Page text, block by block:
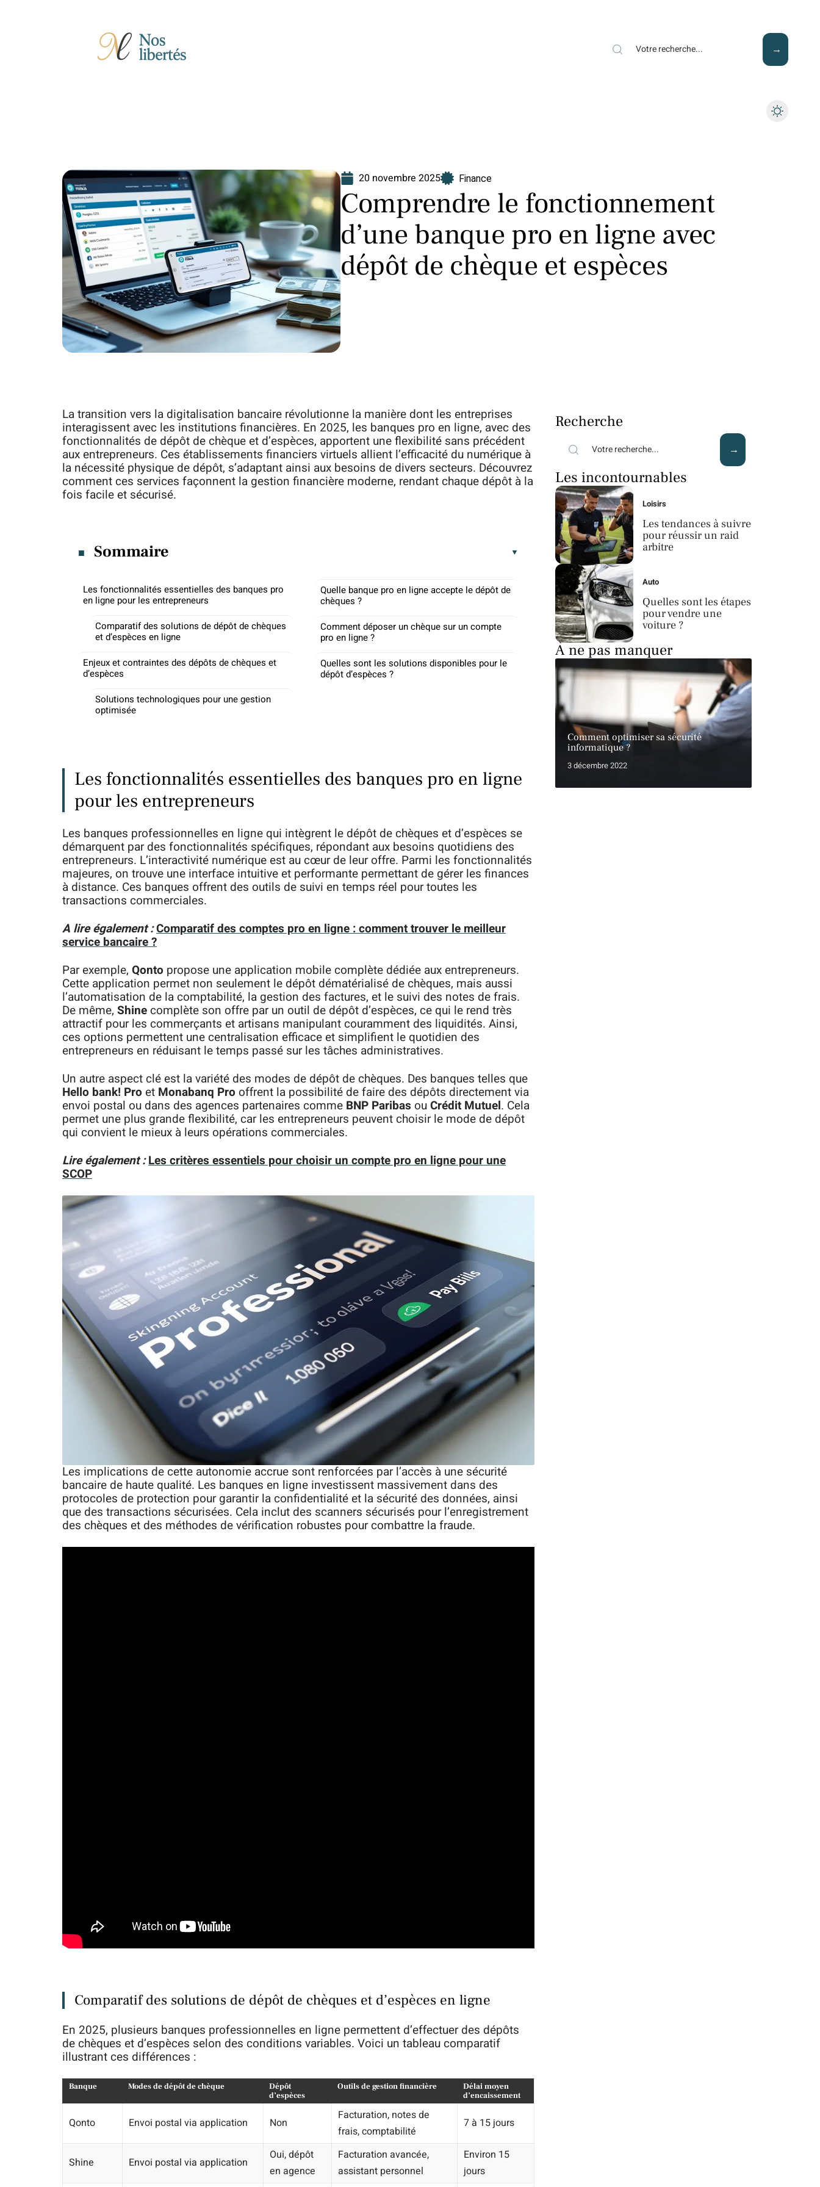
20 novembre 2025 Finance
Comprendre le fonctionnement
d’une banque pro en ligne avec
dépôt de chèque et espèces
La transition vers la digitalisation bancaire révolutionne la manière dont les entreprises
interagissent avec les institutions financières. En 2025, les banques pro en ligne, avec des
fonctionnalités de dépôt de chèque et d’espèces, apportent une flexibilité sans précédent
aux entrepreneurs. Ces établissements financiers virtuels allient l’efficacité du numérique à
la nécessité physique de dépôt, s’adaptant ainsi aux besoins de divers secteurs. Découvrez
comment ces services façonnent la gestion financière moderne, rendant chaque dépôt à la
fois facile et sécurisé.
Sommaire
Les fonctionnalités essentielles des banques pro
en ligne pour les entrepreneurs
Comparatif des solutions de dépôt de chèques
et d’espèces en ligne
Enjeux et contraintes des dépôts de chèques et
d’espèces
Solutions technologiques pour une gestion
optimisée
Quelle banque pro en ligne accepte le dépôt de
chèques ?
Comment déposer un chèque sur un compte
pro en ligne ?
Quelles sont les solutions disponibles pour le
dépôt d’espèces ?
Les fonctionnalités essentielles des banques pro en ligne
pour les entrepreneurs
Les banques professionnelles en ligne qui intègrent le dépôt de chèques et d’espèces se
démarquent par des fonctionnalités spécifiques, répondant aux besoins quotidiens des
entrepreneurs. L’interactivité numérique est au cœur de leur offre. Parmi les fonctionnalités
majeures, on trouve une interface intuitive et performante permettant de gérer les finances
à distance. Ces banques offrent des outils de suivi en temps réel pour toutes les
transactions commerciales.
A lire également :Comparatif des comptes pro en ligne : comment trouver le meilleur
service bancaire ?
Par exemple, Qonto propose une application mobile complète dédiée aux entrepreneurs.
Cette application permet non seulement le dépôt dématérialisé de chèques, mais aussi
l’automatisation de la comptabilité, la gestion des factures, et le suivi des notes de frais.
De même, Shinecomplète son offre par un outil de dépôt d’espèces, ce qui le rend très
attractif pour les commerçants et artisans manipulant couramment des liquidités. Ainsi,
ces options permettent une centralisation efficace et simplifient le quotidien des
entrepreneurs en réduisant le temps passé sur les tâches administratives.
Un autre aspect clé est la variété des modes de dépôt de chèques. Des banques telles que
Hello bank! Pro et Monabanq Pro offrent la possibilité de faire des dépôts directement via
envoi postal ou dans des agences partenaires comme BNP Paribas ouCrédit Mutuel. Cela
permet une plus grande flexibilité, car les entrepreneurs peuvent choisir le mode de dépôt
qui convient le mieux à leurs opérations commerciales.
Lire également :Les critères essentiels pour choisir un compte pro en ligne pour une
SCOP
Les implications de cette autonomie accrue sont renforcées par l’accès à une sécurité
bancaire de haute qualité. Les banques en ligne investissent massivement dans des
protocoles de protection pour garantir la confidentialité et la sécurité des données, ainsi
que des transactions sécurisées. Cela inclut des scanners sécurisés pour l’enregistrement
des chèques et des méthodes de vérification robustes pour combattre la fraude.
Comparatif des solutions de dépôt de chèques et d’espèces en ligne
En 2025, plusieurs banques professionnelles en ligne permettent d’effectuer des dépôts
de chèques et d’espèces selon des conditions variables. Voici un tableau comparatif
illustrant ces différences :
Banque Modes de dépôt de chèque
Dépôt
d’espèces
Outils de gestion financière
Délai moyen
d’encaissement
Qonto Envoi postal via application Non
Facturation, notes de
frais, comptabilité
7 à 15 jours
Shine Envoi postal via application
Oui, dépôt
en agence
Facturation avancée,
assistant personnel
Environ 15
jours
Recherche
Les incontournables
Loisirs
Les tendances à suivre
pour réussir un raid
arbitre
Auto
Quelles sont les étapes
pour vendre une
voiture ?
À ne pas manquer
Comment optimiser sa sécurité
informatique ?
3 décembre 2022